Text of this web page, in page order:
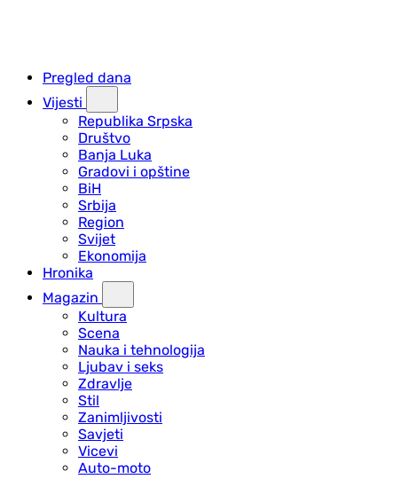
Pregled dana
Vijesti
Republika Srpska
Društvo
Banja Luka
Gradovi i opštine
BiH
Srbija
Region
Svijet
Ekonomija
Hronika
Magazin
Kultura
Scena
Nauka i tehnologija
Ljubav i seks
Zdravlje
Stil
Zanimljivosti
Savjeti
Vicevi
Auto-moto